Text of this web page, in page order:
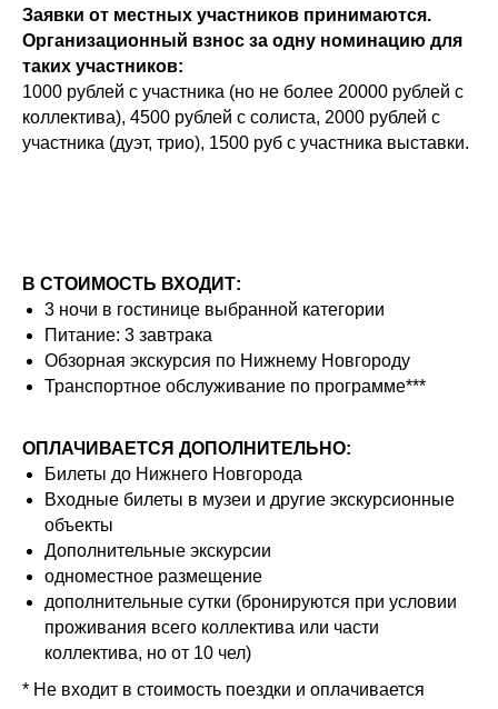
Заявки от местных участников принимаются.
Организационный взнос за одну номинацию для
таких участников:
1000 рублей с участника (но не более 20000 рублей с
коллектива), 4500 рублей с солиста, 2000 рублей с
участника (дуэт, трио), 1500 руб с участника выставки.
В СТОИМОСТЬ ВХОДИТ:
3 ночи в гостинице выбранной категории
Питание: 3 завтрака
Обзорная экскурсия по Нижнему Новгороду
Транспортное обслуживание по программе***
ОПЛАЧИВАЕТСЯ ДОПОЛНИТЕЛЬНО:
Билеты до Нижнего Новгорода
Входные билеты в музеи и другие экскурсионные
объекты
Дополнительные экскурсии
одноместное размещение
дополнительные сутки (бронируются при условии
проживания всего коллектива или части
коллектива, но от 10 чел)
* Не входит в стоимость поездки и оплачивается